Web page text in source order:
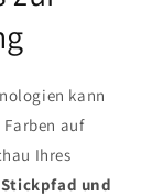
kann
auf
Ihres
und